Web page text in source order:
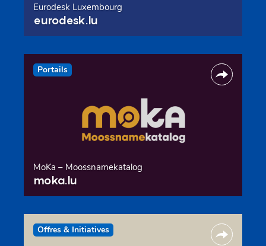
Eurodesk Luxembourg
eurodesk.lu
Portails
MoKa – Moossnamekatalog
moka.lu
Offres & Initiatives